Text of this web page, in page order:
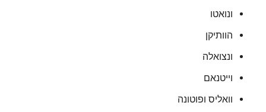
ונואטו
הוותיקן
ונצואלה
וייטנאם
וואליס ופוטונה